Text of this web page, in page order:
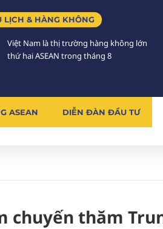
LỊCH & HÀNG KHÔNG
Việt Nam là thị trường hàng không lớn
thứ hai ASEAN trong tháng 8
ASEAN DIỄN ĐÀN ĐẦU TƯ
chuyến thăm